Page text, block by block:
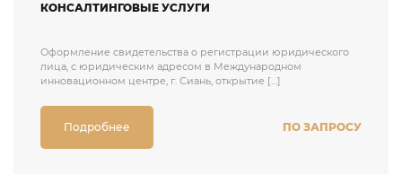
КОНСАЛТИНГОВЫЕ УСЛУГИ
Оформление свидетельства о регистрации юридического
лица, с юридическим адресом в Международном
инновационном центре, г. Сиань, открытие […]
Подробнее ПО ЗАПРОСУ